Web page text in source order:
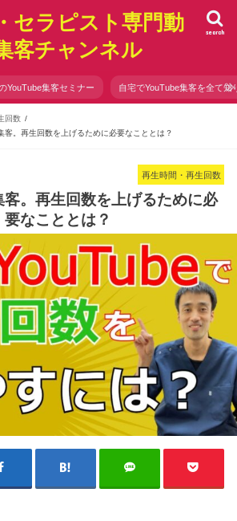
セラピスト専門動
客チャンネル
search
YouTube集客セミナー 自宅でYouTube集客を全て知
回数
客。再生回数を上げるために必要なこととは？
再生時間・再生回数
。再生回数を上げるために必
要なこととは？